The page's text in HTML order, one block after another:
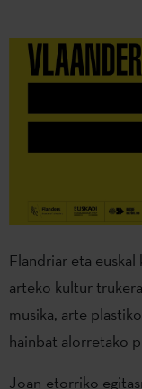
Flandriar eta
arteko kultur
musika, arte
hainbat alorretako
Joan-etorriko